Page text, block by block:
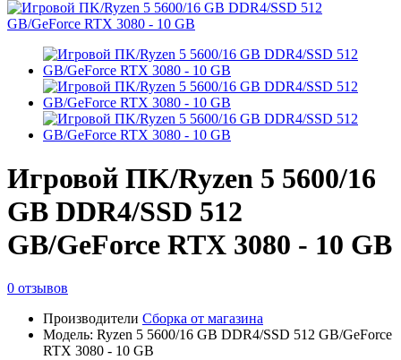
Игровой ПK/Ryzen 5 5600/16
GB DDR4/SSD 512
GB/GeForce RTX 3080 - 10 GB
0 отзывов
Производители Сборка от магазина
Модель: Ryzen 5 5600/16 GB DDR4/SSD 512 GB/GeForce
RTX 3080 - 10 GB